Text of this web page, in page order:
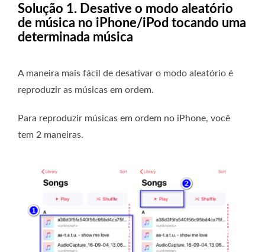
Solução 1. Desative o modo aleatório
de música no iPhone/iPod tocando uma
determinada música
A maneira mais fácil de desativar o modo aleatório é
reproduzir as músicas em ordem.
Para reproduzir músicas em ordem no iPhone, você
tem 2 maneiras.